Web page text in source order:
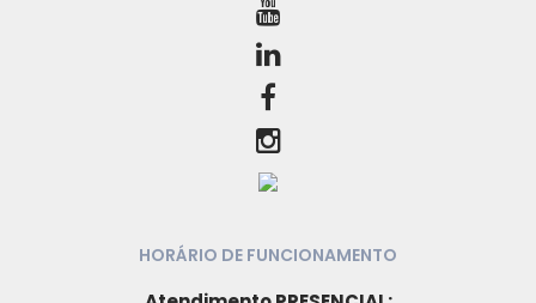
HORÁRIO DE FUNCIONAMENTO